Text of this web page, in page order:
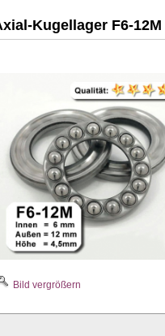
Kugellager F6-
Bild vergrößern